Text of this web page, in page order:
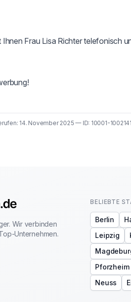
Ihnen Frau Lisa Richter telefonisch
14. November 2025 — ID: 10001-
Wir verbinden
Unternehmen.
BELIEBTE
Berlin
Leipzig
Pforzheim
Neuss